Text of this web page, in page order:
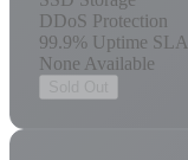
DDoS Protection
99.9% Uptime SLA
None Available